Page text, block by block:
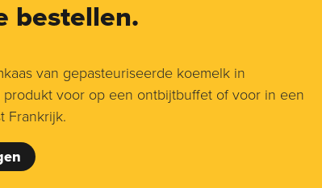
bestellen.
van gepasteuriseerde koemelk in
produkt voor op een ontbijtbuffet of voor in een
Frankrijk.